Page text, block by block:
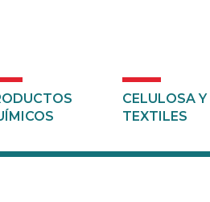
CELULOSA Y
TEXTILES